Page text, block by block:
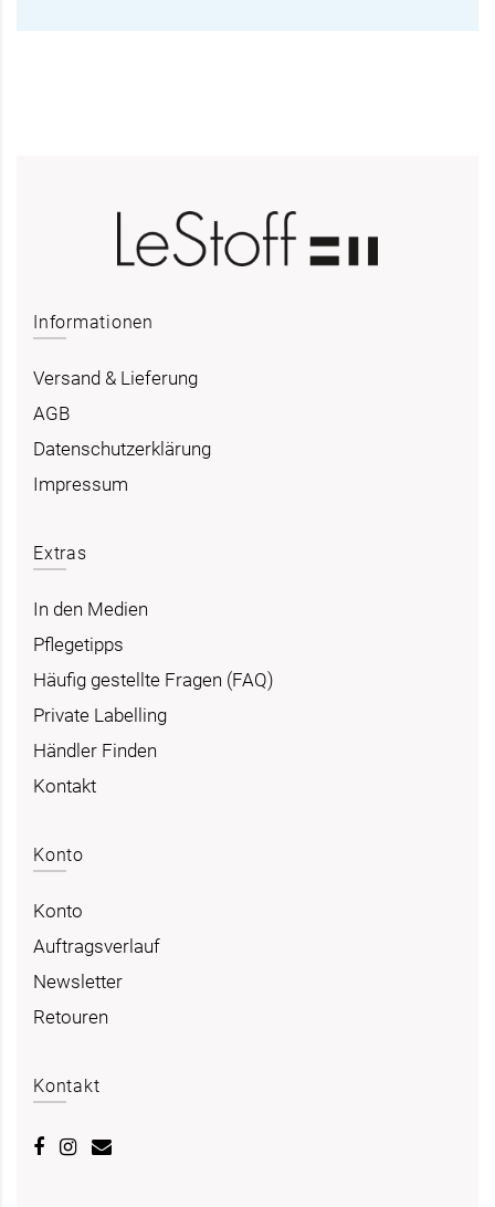
Informationen
Versand & Lieferung
AGB
Datenschutzerklärung
Impressum
Extras
In den Medien
Pflegetipps
Häufig gestellte Fragen (FAQ)
Private Labelling
Händler Finden
Kontakt
Konto
Konto
Auftragsverlauf
Newsletter
Retouren
Kontakt